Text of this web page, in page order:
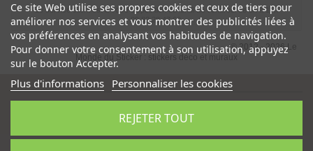
Le service client est a votre disposition du lundi au vendredi de 8h à 17h
09.82.28.47.69.
© 2012 - 2026 Le
Monde du Sticker :
stickers déco et muraux
Sticker garçon Avion jaune et vert-Catégorie
Ce site Web utilise ses propres cookies et ceux de tiers pour
améliorer nos services et vous montrer des publicités liées à
vos préférences en analysant vos habitudes de navigation.
Pour donner votre consentement à son utilisation, appuyez
sur le bouton Accepter.
Plus d'informations Personnaliser les cookies
REJETER TOUT